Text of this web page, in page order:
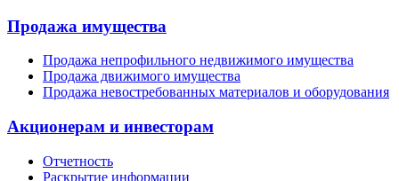
Продажа имущества
Продажа непрофильного недвижимого имущества
Продажа движимого имущества
Продажа невостребованных материалов и оборудования
Акционерам и инвесторам
Отчетность
Раскрытие информации